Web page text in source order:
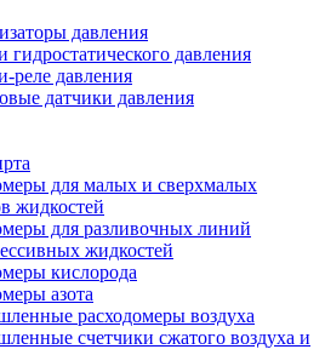
давления
гидростатического давления
реле давления
датчики давления
для малых и сверхмалых
жидкостей
для разливочных линий
жидкостей
кислорода
азота
расходомеры воздуха
счетчики сжатого воздуха и